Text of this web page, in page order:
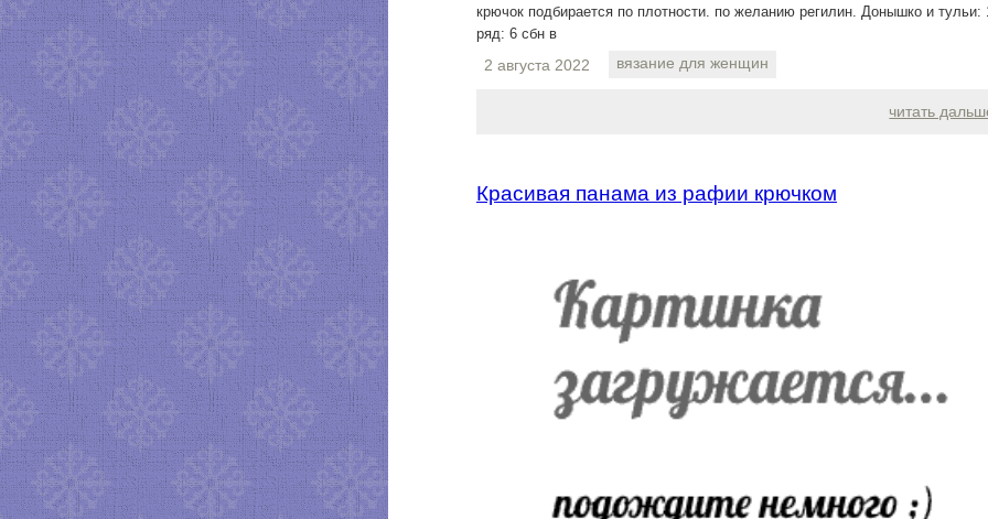
крючок подбирается по плотности. по желанию регилин. Донышко и тульи:
ряд: 6 сбн в
2 августа 2022 вязание для женщин
читать
Красивая панама из рафии крючком